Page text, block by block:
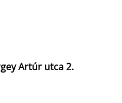
Artúr utca 2.